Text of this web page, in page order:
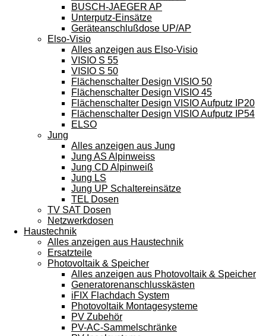
BUSCH-JAEGER AP
Unterputz-Einsätze
Geräteanschlußdose UP/AP
Elso-Visio
Alles anzeigen aus Elso-Visio
VISIO S 55
VISIO S 50
Flächenschalter Design VISIO 50
Flächenschalter Design VISIO 45
Flächenschalter Design VISIO Aufputz IP20
Flächenschalter Design VISIO Aufputz IP54
ELSO
Jung
Alles anzeigen aus Jung
Jung AS Alpinweiss
Jung CD Alpinweiß
Jung LS
Jung UP Schaltereinsätze
TEL Dosen
TV SAT Dosen
Netzwerkdosen
Haustechnik
Alles anzeigen aus Haustechnik
Ersatzteile
Photovoltaik & Speicher
Alles anzeigen aus Photovoltaik & Speicher
Generatorenanschlusskästen
iFIX Flachdach System
Photovoltaik Montagesysteme
PV Zubehör
PV-AC-Sammelschränke